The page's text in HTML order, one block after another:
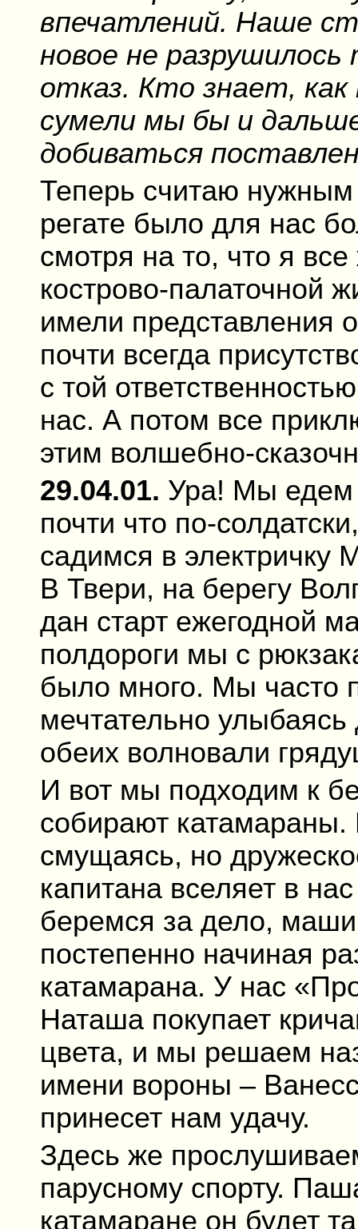
впечатлений. Наше
новое не
отказ. Кто знает,
сумели мы бы и
добиваться
Теперь считаю нужным
регате было для нас
смотря на то, что я
кострово-палаточной
имели представления
почти всегда
с той
нас. А потом все
этим волшебно-
29.04.01. Ура! Мы едем
почти что по-
садимся в электричку
В Твери, на берегу
дан старт ежегодной
полдороги мы с
было много. Мы часто
мечтательно
обеих волновали
И вот мы подходим к
собирают
смущаясь, но
капитана вселяет в
беремся за дело,
постепенно начиная
катамарана. У нас
Наташа покупает
цвета, и мы решаем
имени вороны –
принесет нам удачу.
Здесь же
парусному спорту.
катамаране он будет